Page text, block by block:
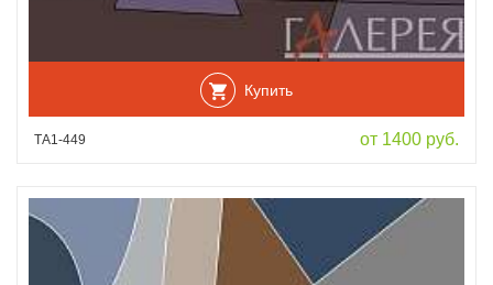
Купить
ТА1-449 от 1400 руб.